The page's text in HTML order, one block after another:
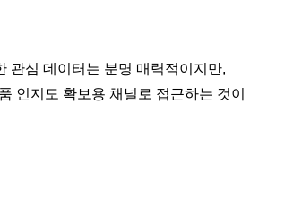
관심 데이터는 분명 매력적이지만,
인지도 확보용 채널로 접근하는 것이